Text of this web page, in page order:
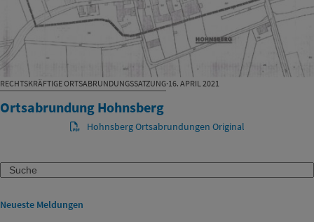
RECHTSKRÄFTIGE ORTSABRUNDUNGSSATZUNG·16. APRIL 2021
Ortsabrundung Hohnsberg
Hohnsberg Ortsabrundungen Original
Search
Neueste Meldungen